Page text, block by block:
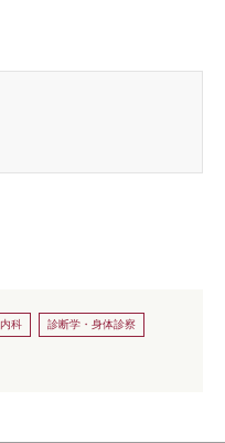
内科 診断学・身体診察